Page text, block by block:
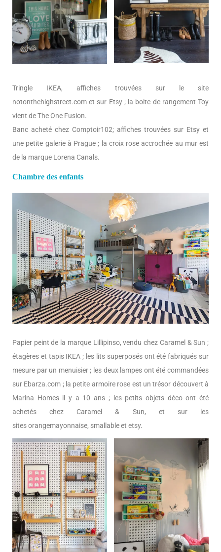
Tringle IKEA, affiches trouvées sur le site
notonthehighstreet.com et sur Etsy ; la boite de rangement Toy
vient de The One Fusion.
Banc acheté chez Comptoir102; affiches trouvées sur Etsy et
une petite galerie à Prague ; la croix rose accrochée au mur est
de la marque Lorena Canals.
Chambre des enfants
Papier peint de la marque Lillipinso, vendu chez Caramel & Sun ;
étagères et tapis IKEA ; les lits superposés ont été fabriqués sur
mesure par un menuisier ; les deux lampes ont été commandées
sur Ebarza.com ; la petite armoire rose est un trésor découvert à
Marina Homes il y a 10 ans ; les petits objets déco ont été
achetés chez Caramel & Sun, et sur les
sites orangemayonnaise, smallable et etsy.